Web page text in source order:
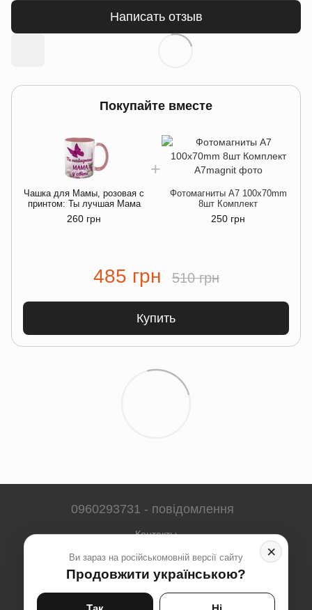
Написать отзыв
Покупайте вместе
Чашка для Мамы, розовая с
принтом: Ты лучшая Мама
260 грн
Фотомагниты A7 100x70mm
8шт Комплект
250 грн
485 грн 510 грн
Купить
0960293731 - повідомлення
Контакты
Полная версия сайта
Карта сайта
×
Ви зараз на російськомовній версії сайту
Продовжити українською?